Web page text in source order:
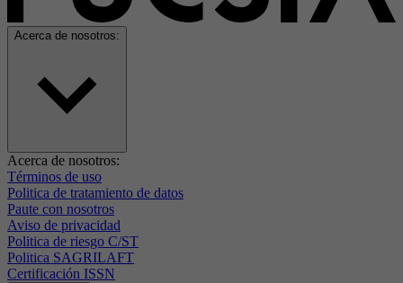
Acerca de nosotros:
Acerca de nosotros:
Términos de uso
Politica de tratamiento de datos
Paute con nosotros
Aviso de privacidad
Politica de riesgo C/ST
Politica SAGRILAFT
Certificación ISSN